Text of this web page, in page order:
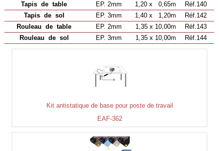
Tapis de table EP. 2mm 1,20 x 0,65m
Réf.140
Tapis de sol
EP. 3mm 1,40 x 1,20m
Réf.142
Rouleau de table
EP. 2mm 1,35 x 10,00m
Réf.143
Rouleau de sol
EP. 3mm 1,35 x 10,00m Réf.144
Kit antistatique de base pour poste de travail
EAF-362